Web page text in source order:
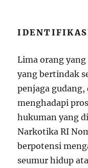
Lima orang
yang bertindak
penjaga
menghadapi
hukuman yang
Narkotika RI
berpotensi
seumur hidup